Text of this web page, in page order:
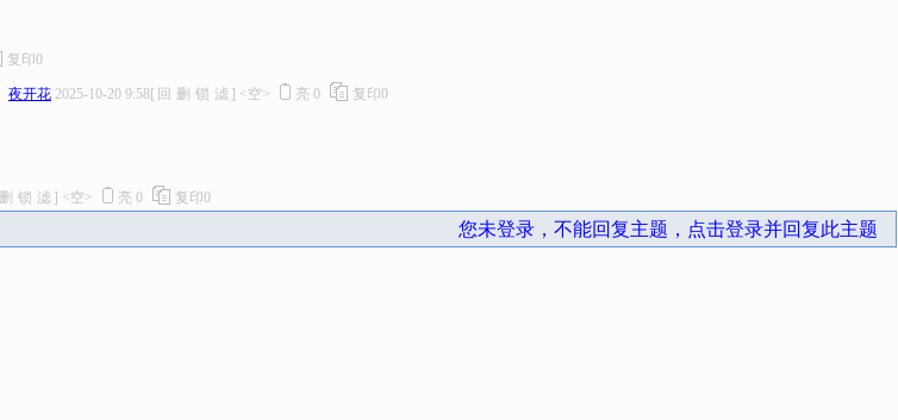
复印0
夜开花 2025-10-20 9:58[ 回 删 锁 滤 ] <空> 亮 0 复印0
删 锁 滤 ] <空> 亮 0 复印0
您未登录，不能回复主题，点击登录并回复此主题